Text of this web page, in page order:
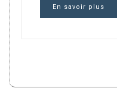
En savoir plus